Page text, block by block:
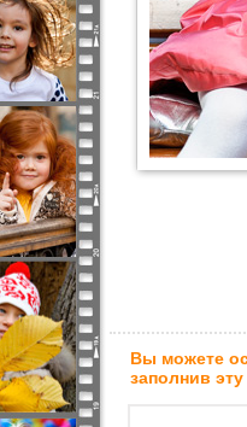
Вы можете
заполнив